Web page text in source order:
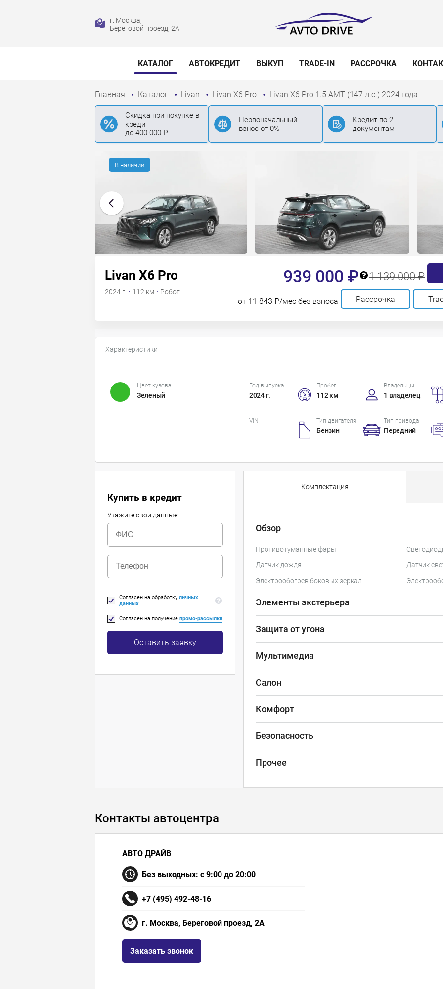
г. Москва,
Береговой проезд, 2А
КАТАЛОГ АВТОКРЕДИТ ВЫКУП TRADE-IN РАССРОЧКА
Главная Каталог Livan Livan X6 Pro Livan X6 Pro 1.5 AMT (147 л.с.) 2024 года
Скидка при покупке в
кредит
до 400 000 ₽
Первоначальный
взнос от 0%
Кредит по 2
документам
Livan X6 Pro
2024 г. · 112 км · Робот
939 000 ₽ 1 139 000 ₽
от 11 843 ₽/мес без взноса Рассрочка
В наличии
Характеристики
Цвет кузова
Зеленый
Год выпуска
2024 г.
Пробег
112 км
Владельцы
1 владелец
VIN Тип двигателя
Бензин
Тип привода
Передний
Комплектация
Обзор
Противотуманные фары
Датчик дождя
Датчик
Электрообогрев боковых зеркал
Элементы экстерьера
Защита от угона
Мультимедиа
Салон
Комфорт
Безопасность
Прочее
Купить в кредит
Укажите свои данные:
Согласен на обработку личных
данных
Согласен на получение промо-рассылки
Оставить заявку
Контакты автоцентра
АВТО ДРАЙВ
Без выходных: с 9:00 до 20:00
+7 (495) 492-48-16
г. Москва, Береговой проезд, 2А
Заказать звонок